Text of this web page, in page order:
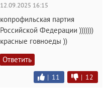
12.09.2025 16:15
копрофильская партия
Российской Федерации )))))))
красные гoвнoeды ))
Ответить
| 11 | 12